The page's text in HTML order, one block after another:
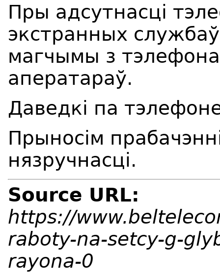
Пры адсутнасці
экстранных
магчымы з
аператараў.
Даведкі па
Прыносім
нязручнасці.
Source URL:
https://
raboty-na-setcy-g-
rayona-0